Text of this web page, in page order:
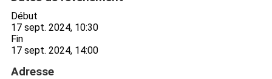
Début
17 sept. 2024, 10:30
Fin
17 sept. 2024, 14:00
Adresse